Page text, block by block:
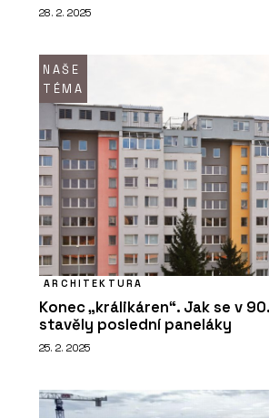
PRODUKTY
Lakované dveře - SAPELI
28. 2. 2025
NAŠE
TÉMA
ARCHITEKTURA
Konec „králikáren“. Jak se v
stavěly poslední paneláky
25. 2. 2025